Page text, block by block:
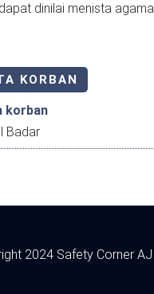
dinilai menista
KORBAN
korban
Badar
2024 Safety Corner